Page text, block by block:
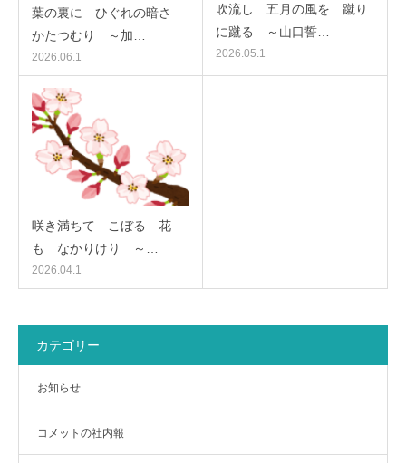
葉の裏に ひぐれの暗さ
かたつむり ～加…
2026.06.1
吹流し 五月の風を 蹴り
に蹴る ～山口誓…
2026.05.1
咲き満ちて こぼるゝ花
も なかりけり ～…
2026.04.1
カテゴリー
お知らせ
コメットの社内報